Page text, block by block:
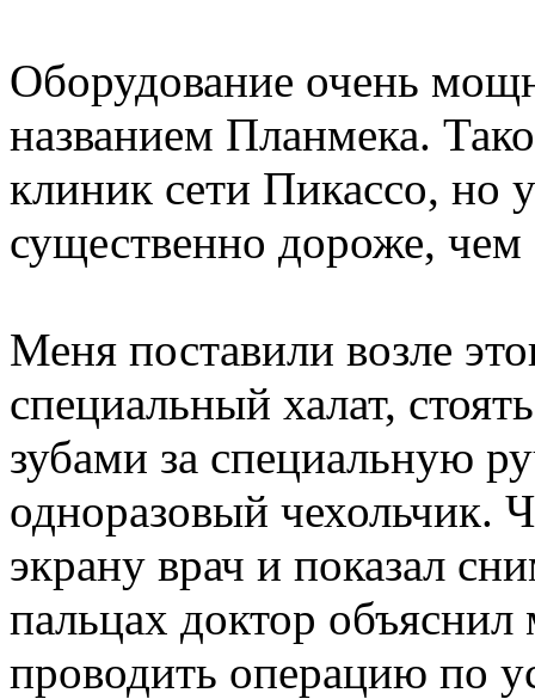
Оборудование очень
названием Планмека.
клиник сети Пикассо, но
существенно дороже, чем
Меня поставили возле
специальный халат,
зубами за специальную
одноразовый чехольчик.
экрану врач и показал
пальцах доктор объяснил
проводить операцию по